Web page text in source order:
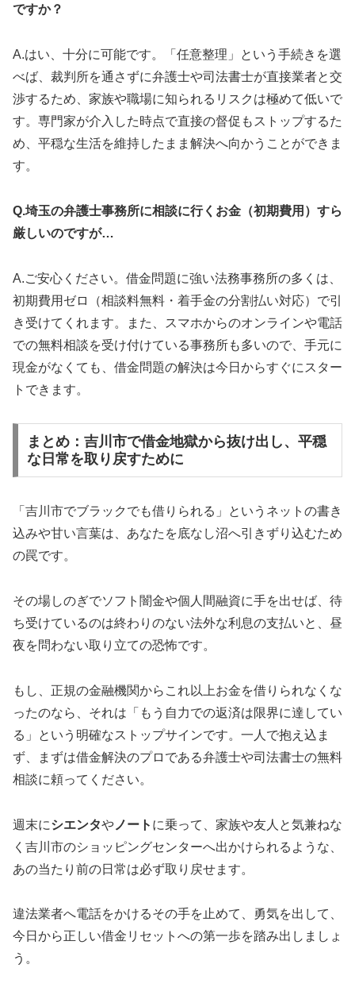
ですか？
A.はい、十分に可能です。「任意整理」という手続きを選
べば、裁判所を通さずに弁護士や司法書士が直接業者と交
渉するため、家族や職場に知られるリスクは極めて低いで
す。専門家が介入した時点で直接の督促もストップするた
め、平穏な生活を維持したまま解決へ向かうことができま
す。
Q.埼玉の弁護士事務所に相談に行くお金（初期費用）すら
厳しいのですが…
A.ご安心ください。借金問題に強い法務事務所の多くは、
初期費用ゼロ（相談料無料・着手金の分割払い対応）で引
き受けてくれます。また、スマホからのオンラインや電話
での無料相談を受け付けている事務所も多いので、手元に
現金がなくても、借金問題の解決は今日からすぐにスター
トできます。
まとめ：吉川市で借金地獄から抜け出し、平穏
な日常を取り戻すために
「吉川市でブラックでも借りられる」というネットの書き
込みや甘い言葉は、あなたを底なし沼へ引きずり込むため
の罠です。
その場しのぎでソフト闇金や個人間融資に手を出せば、待
ち受けているのは終わりのない法外な利息の支払いと、昼
夜を問わない取り立ての恐怖です。
もし、正規の金融機関からこれ以上お金を借りられなくな
ったのなら、それは「もう自力での返済は限界に達してい
る」という明確なストップサインです。一人で抱え込ま
ず、まずは借金解決のプロである弁護士や司法書士の無料
相談に頼ってください。
週末にシエンタや ノート に乗って、家族や友人と気兼ねな
く吉川市のショッピングセンターへ出かけられるような、
あの当たり前の日常は必ず取り戻せます。
違法業者へ電話をかけるその手を止めて、勇気を出して、
今日から正しい借金リセットへの第一歩を踏み出しましょ
う。